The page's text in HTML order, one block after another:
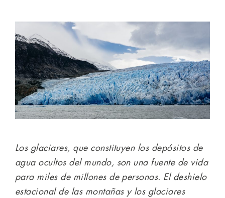
Los glaciares, que constituyen los depósitos de
agua ocultos del mundo, son una fuente de vida
para miles de millones de personas. El deshielo
estacional de las montañas y los glaciares